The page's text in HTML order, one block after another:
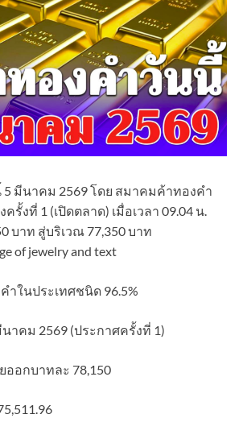
มีนาคม 2569 โดย สมาคมค้าทองคำ
รั้งที่ 1 (เปิดตลาด) เมื่อเวลา 09.04 น.
บาท สู่บริเวณ 77,350 บาท
าในประเทศชนิด 96.5%
าคม 2569 (ประกาศครั้งที่ 1)
อกบาทละ 78,150